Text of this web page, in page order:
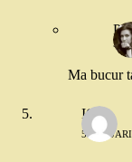
5
Ma bucur
IQ
5